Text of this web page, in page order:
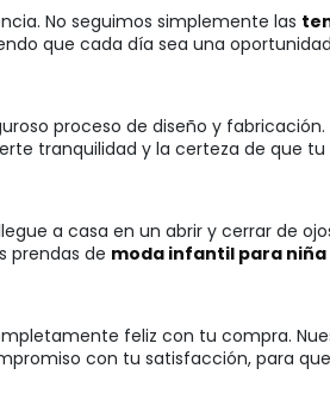
No seguimos simplemente las
que cada día sea una
proceso de diseño y
tranquilidad y la certeza de que
a casa en un abrir y cerrar de
prendas de moda infantil para niña
feliz con tu compra.
con tu satisfacción, para